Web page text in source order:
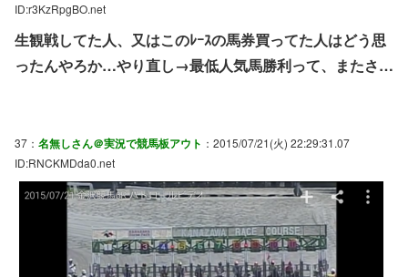
ID:r3KzRpgBO.net
生観戦してた人、又はこのﾚｰｽの馬券買ってた人はどう思
ったんやろか…やり直し→最低人気馬勝利って、またさ…
37： 名無しさん＠実況で競馬板アウト ：2015/07/21(火) 22:29:31.07
ID:RNCKMDda0.net